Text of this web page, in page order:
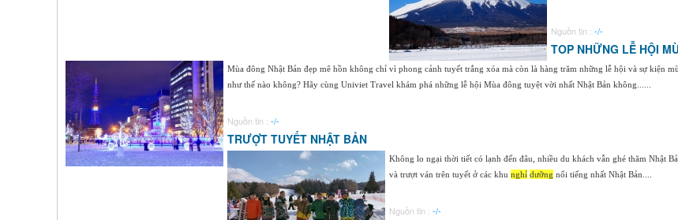
Nguồn tin : -/-
TOP NHỮNG LỄ HỘI
Mùa đông Nhật Bản đẹp mê hồn không chỉ vì phong cảnh tuyết trắng xóa mà còn là hàng trăm những lễ hội và sự kiện
như thế nào không? Hãy cùng Univiet Travel khám phá những lễ hội Mùa đông tuyệt vời nhất Nhật Bản không......
Nguồn tin : -/-
TRƯỢT TUYẾT NHẬT BẢN
Không lo ngại thời tiết có lạnh đến đâu, nhiều du khách vẫn ghé thăm Nhật
và trượt ván trên tuyết ở các khu nghỉ dưỡng nổi tiếng nhất Nhật Bản....
Nguồn tin : -/-